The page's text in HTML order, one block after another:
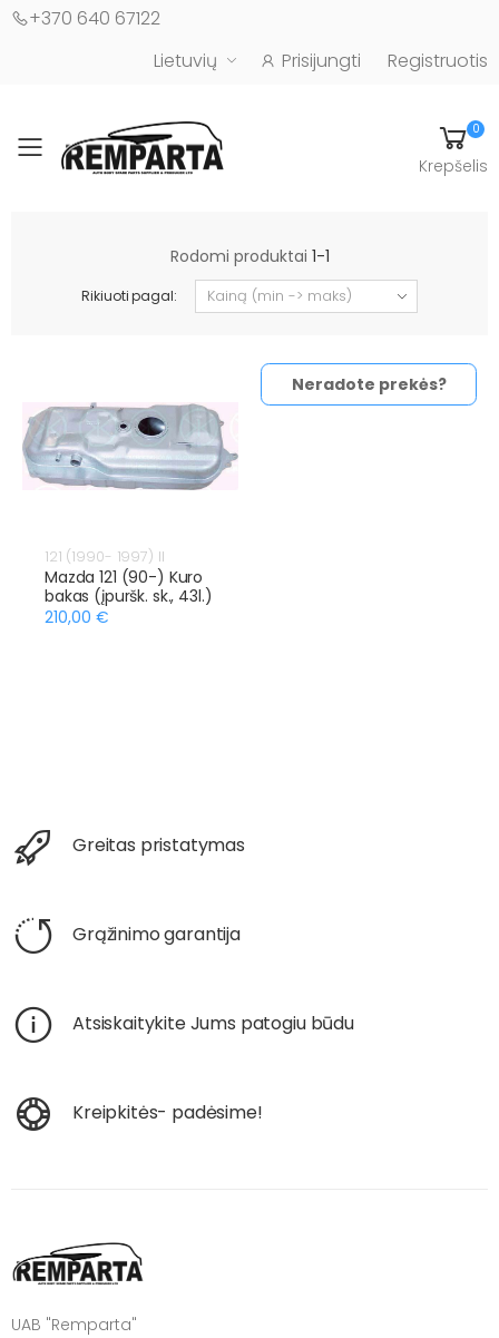
+370 640 67122
Lietuvių
Prisijungti Registruotis
Toggle mobile menu
0
Krepšelis
Rodomi produktai 1-1
Rikiuoti pagal:
121 (1990- 1997) II
Mazda 121 (90-) Kuro
bakas (įpuršk. sk., 43l.)
210,00 €
Neradote prekės?
Greitas pristatymas
Grąžinimo garantija
Atsiskaitykite Jums patogiu būdu
Kreipkitės- padėsime!
UAB "Remparta"